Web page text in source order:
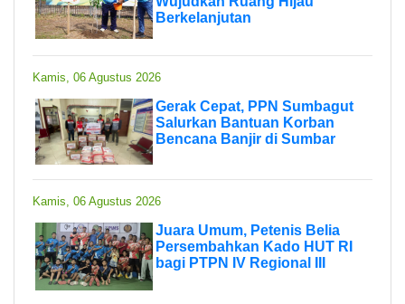
Berkelanjutan
Kamis, 06 Agustus 2026
Gerak Cepat, PPN Sumbagut
Salurkan Bantuan Korban
Bencana Banjir di Sumbar
Kamis, 06 Agustus 2026
Juara Umum, Petenis Belia
Persembahkan Kado HUT RI
bagi PTPN IV Regional III